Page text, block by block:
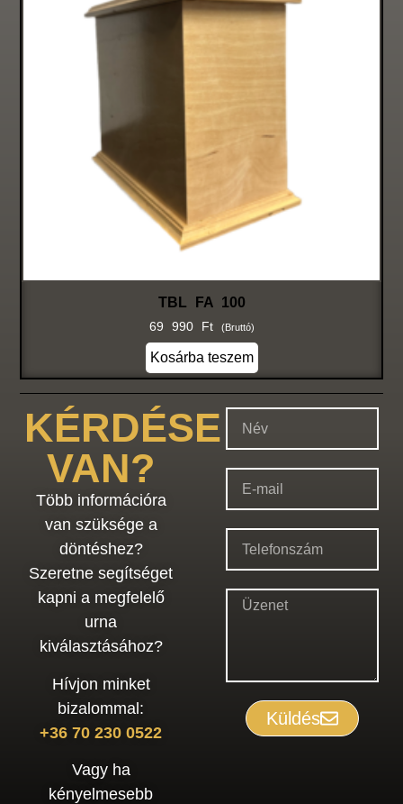
TBL FA 100
69 990 Ft (bruttó)
Kosárba teszem
KÉRDÉSE
VAN?
Több információra
van szüksége a
döntéshez?
Szeretne segítséget
kapni a megfelelő
urna
kiválasztásához?
Hívjon minket
bizalommal:
+36 70 230 0522
Vagy ha
kényelmesebb
Küldés